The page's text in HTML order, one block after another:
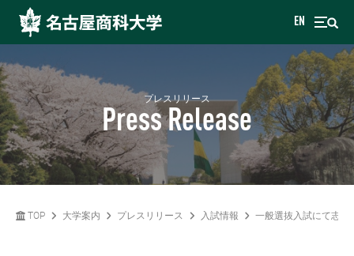
EN
プレスリリース
Press Release
TOP 大学案内 プレスリリース 入試情報 一般選抜入試にて志願